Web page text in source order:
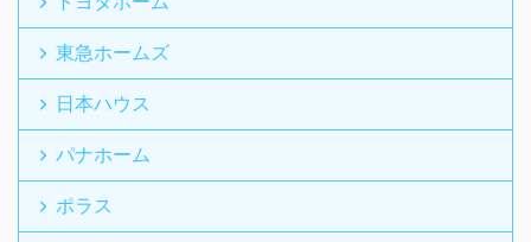
東急ホームズ
日本ハウス
パナホーム
ポラス